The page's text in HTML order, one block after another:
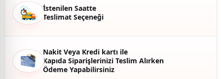
İstenilen Saatte
Teslimat Seçeneği
Nakit Veya Kredi kartı ile
Kapıda Siparişlerinizi Teslim Alırken
Ödeme Yapabilirsiniz